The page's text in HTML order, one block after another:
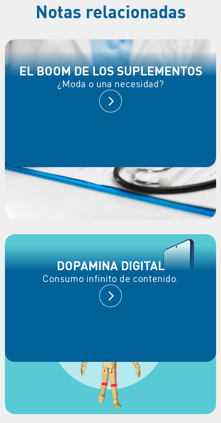
Notas relacionadas
EL BOOM DE LOS SUPLEMENTOS
¿Moda o una necesidad?
DOPAMINA DIGITAL
Consumo infinito de contenido.